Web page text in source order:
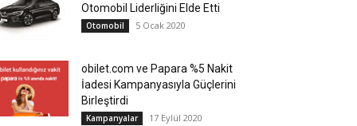
Otomobil Liderliğini Elde Etti
Otomobil 5 Ocak 2020
obilet.com ve Papara %5 Nakit
İadesi Kampanyasıyla Güçlerini
Birleştirdi
Kampanyalar 17 Eylül 2020